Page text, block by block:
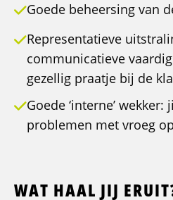
Goede beheersing van
Representatieve
communicatieve
gezellig praatje bij de
Goede ‘interne’ wekker:
problemen met vroeg
WAT HAAL JIJ